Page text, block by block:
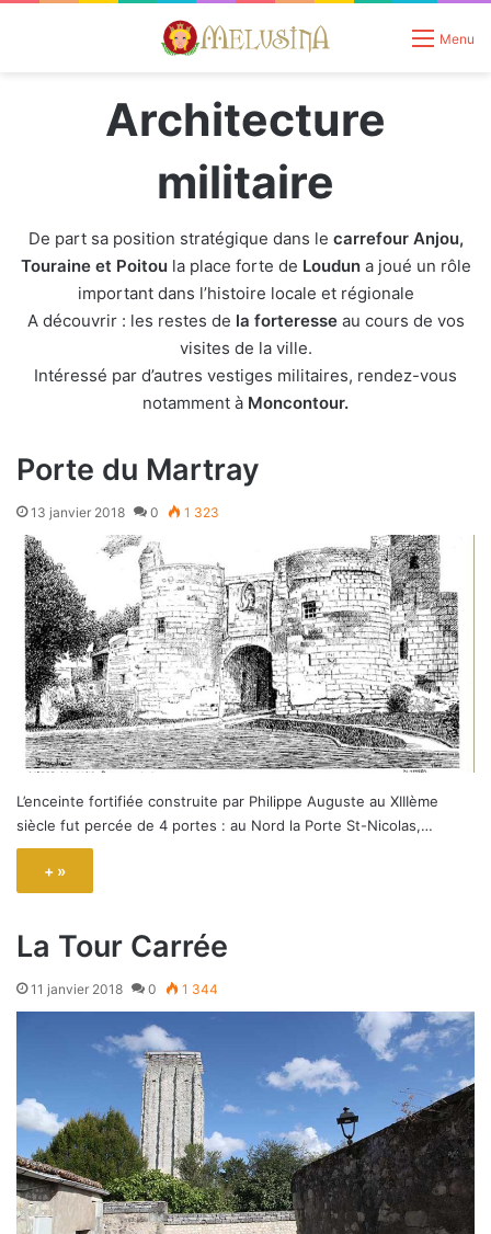
Menu
Architecture
militaire
De part sa position stratégique dans le carrefour Anjou,
Touraine et Poitoula place forte de Louduna joué un rôle
important dans l’histoire locale et régionale
A découvrir : les restes de la forteresseau cours de vos
visites de la ville.
Intéressé par d’autres vestiges militaires, rendez-vous
notamment à Moncontour.
Porte du Martray
13 janvier 2018 0 1 323
L’enceinte fortifiée construite par Philippe Auguste au XIIIème
siècle fut percée de 4 portes : au Nord la Porte St-Nicolas,…
+ »
La Tour Carrée
11 janvier 2018 0 1 344